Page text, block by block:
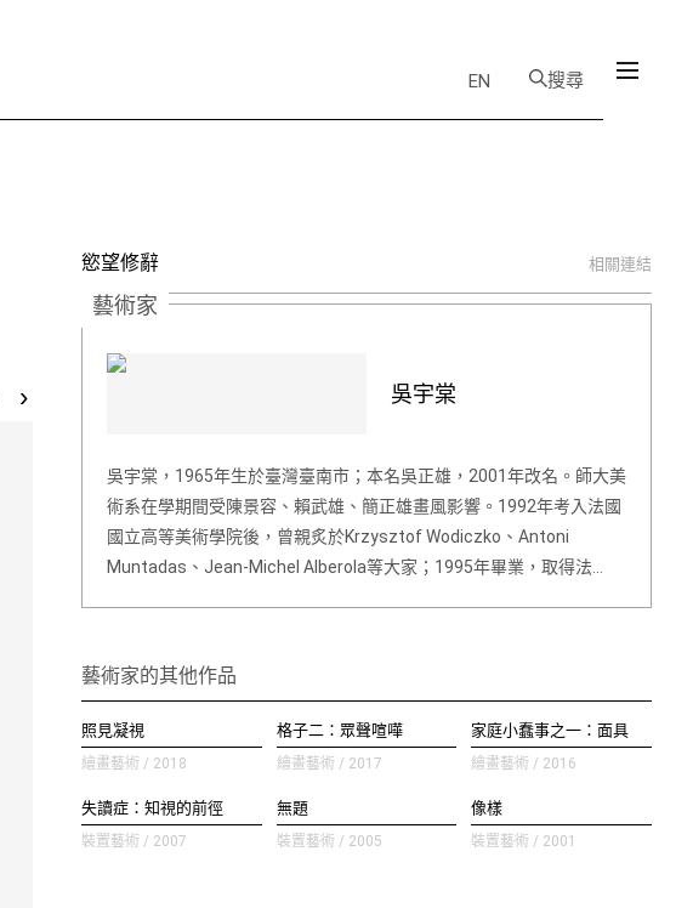
EN 搜尋
›
慾望修辭 相關連結
藝術家
吳宇棠
吳宇棠，1965年生於臺灣臺南市；本名吳正雄，2001年改名。師大美
術系在學期間受陳景容、賴武雄、簡正雄畫風影響。1992年考入法國
國立高等美術學院後，曾親炙於Krzysztof Wodiczko、Antoni
Muntadas、Jean-Michel Alberola等大家；1995年畢業，取得法…
藝術家的其他作品
照見凝視
繪畫藝術 / 2018
格子二：眾聲喧嘩
繪畫藝術 / 2017
家庭小蠢事之一：面具
繪畫藝術 / 2016
失讀症：知視的前徑
裝置藝術 / 2007
無題
裝置藝術 / 2005
像樣
裝置藝術 / 2001